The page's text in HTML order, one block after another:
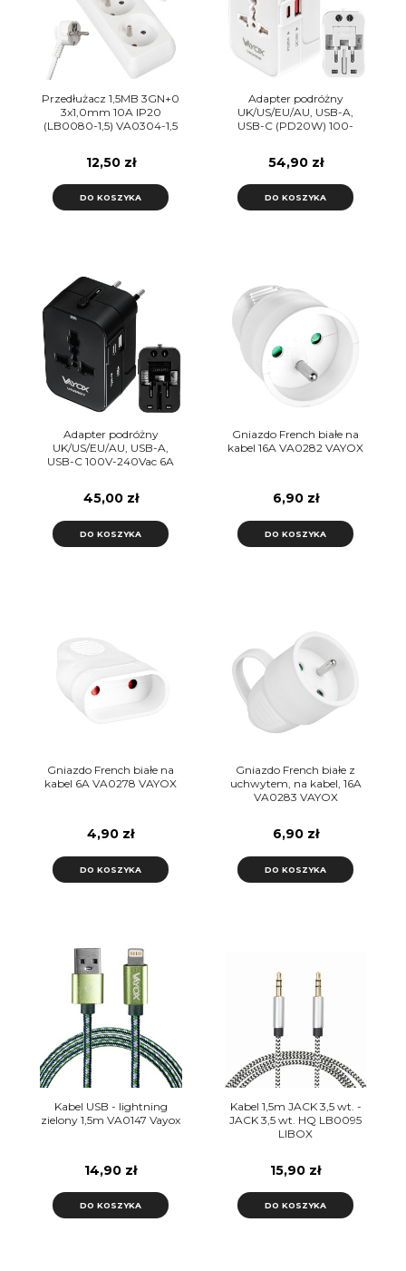
Przedłużacz 1,5MB 3GN+0
3x1,0mm 10A IP20
(LB0080-1,5) VA0304-1,5
12,50 zł
DO KOSZYKA
Adapter podróżny
UK/US/EU/AU, USB-A,
USB-C (PD20W) 100-
54,90 zł
DO KOSZYKA
Adapter podróżny
UK/US/EU/AU, USB-A,
USB-C 100V-240Vac 6A
45,00 zł
DO KOSZYKA
Gniazdo French białe na
kabel 16A VA0282 VAYOX
6,90 zł
DO KOSZYKA
Gniazdo French białe na
kabel 6A VA0278 VAYOX
4,90 zł
DO KOSZYKA
Gniazdo French białe z
uchwytem, na kabel, 16A
VA0283 VAYOX
6,90 zł
DO KOSZYKA
Kabel USB - lightning
zielony 1,5m VA0147 Vayox
14,90 zł
DO KOSZYKA
Kabel 1,5m JACK 3,5 wt. -
JACK 3,5 wt. HQ LB0095
LIBOX
15,90 zł
DO KOSZYKA